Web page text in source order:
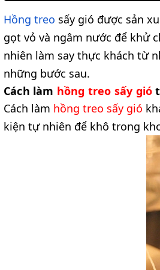
Hồng treo sấy gió được sản
gọt vỏ và ngâm nước để khử
nhiên làm say thực khách từ
những bước sau.
Cách làm hồng treo sấy gió
Cách làm hồng treo sấy gió
kiện tự nhiên để khô trong